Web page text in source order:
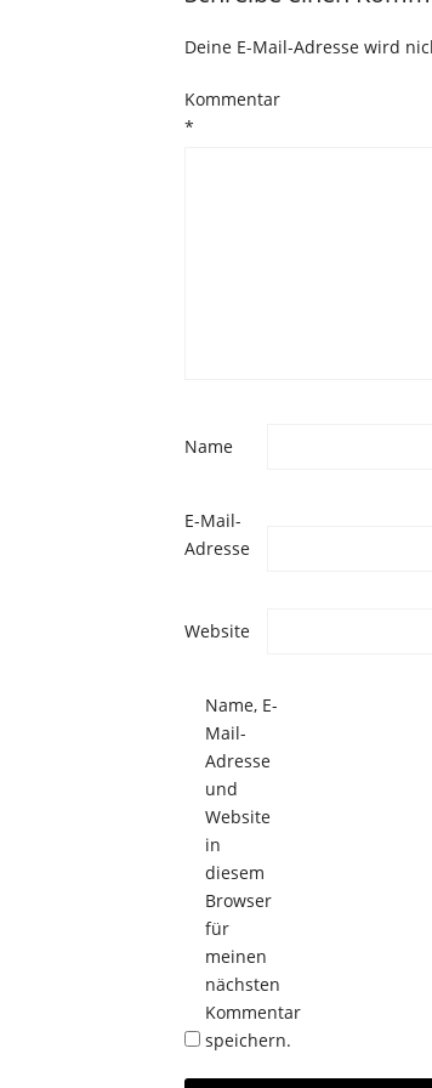
Deine E-Mail-Adresse wird
Kommentar
*
Name
E-Mail-
Adresse
Website
Name, E-
Mail-
Adresse
und
Website
in
diesem
Browser
für
meinen
nächsten
Kommentar
speichern.